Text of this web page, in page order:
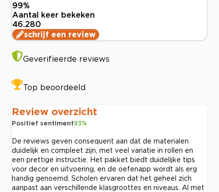
99%
Aantal keer bekeken
46.280
schrijf een review
Geverifieerde reviews
Top beoordeeld
Review overzicht
Positief sentiment93%
De reviews geven consequent aan dat de materialen
duidelijk en compleet zijn, met veel variatie in rollen en
een prettige instructie. Het pakket biedt duidelijke tips
voor decor en uitvoering, en de oefenapp wordt als erg
handig genoemd. Scholen ervaren dat het geheel zich
aanpast aan verschillende klasgroottes en niveaus. Al met